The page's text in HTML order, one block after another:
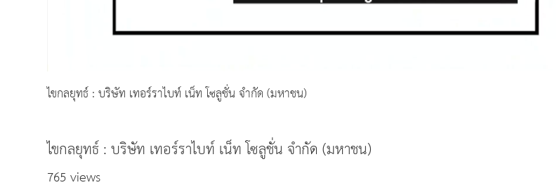
ไขกลยุทธ์ : บริษัท เทอร์ราไบท์ เน็ท โซลูชั่น จำกัด (มหาชน)
ไขกลยุทธ์ : บริษัท เทอร์ราไบท์ เน็ท โซลูชั่น จำกัด (มหาชน)
765 views